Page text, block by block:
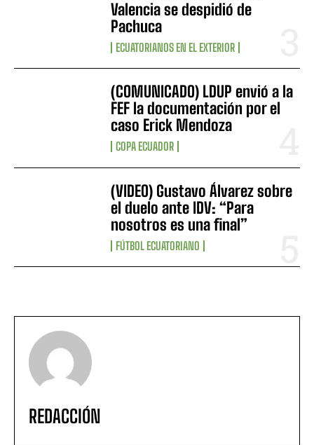
Valencia se despidió de
Pachuca
ECUATORIANOS EN EL EXTERIOR
(COMUNICADO) LDUP envió a la
FEF la documentación por el
caso Erick Mendoza
COPA ECUADOR
(VIDEO) Gustavo Álvarez sobre
el duelo ante IDV: “Para
nosotros es una final”
FÚTBOL ECUATORIANO
REDACCIÓN